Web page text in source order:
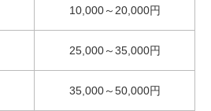
10,000～20,000円
25,000～35,000円
35,000～50,000円